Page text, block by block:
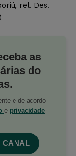
rel. Des.
as
do
e de acordo
e privacidade
CANAL